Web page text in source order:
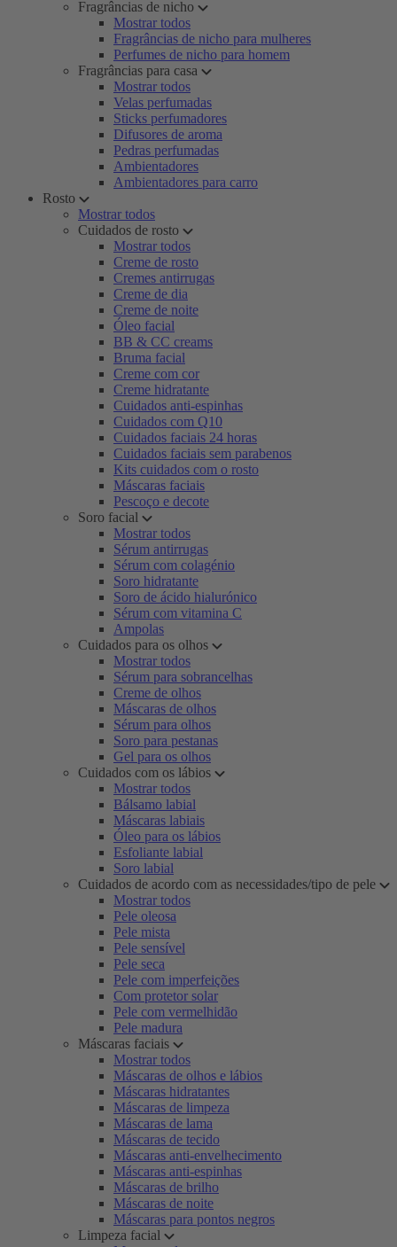
Fragrâncias de nicho
Mostrar todos
Fragrâncias de nicho para mulheres
Perfumes de nicho para homem
Fragrâncias para casa
Mostrar todos
Velas perfumadas
Sticks perfumadores
Difusores de aroma
Pedras perfumadas
Ambientadores
Ambientadores para carro
Rosto
Mostrar todos
Cuidados de rosto
Mostrar todos
Creme de rosto
Cremes antirrugas
Creme de dia
Creme de noite
Óleo facial
BB & CC creams
Bruma facial
Creme com cor
Creme hidratante
Cuidados anti-espinhas
Cuidados com Q10
Cuidados faciais 24 horas
Cuidados faciais sem parabenos
Kits cuidados com o rosto
Máscaras faciais
Pescoço e decote
Soro facial
Mostrar todos
Sérum antirrugas
Sérum com colagénio
Soro hidratante
Soro de ácido hialurónico
Sérum com vitamina C
Ampolas
Cuidados para os olhos
Mostrar todos
Sérum para sobrancelhas
Creme de olhos
Máscaras de olhos
Sérum para olhos
Soro para pestanas
Gel para os olhos
Cuidados com os lábios
Mostrar todos
Bálsamo labial
Máscaras labiais
Óleo para os lábios
Esfoliante labial
Soro labial
Cuidados de acordo com as necessidades/tipo de pele
Mostrar todos
Pele oleosa
Pele mista
Pele sensível
Pele seca
Pele com imperfeições
Com protetor solar
Pele com vermelhidão
Pele madura
Máscaras faciais
Mostrar todos
Máscaras de olhos e lábios
Máscaras hidratantes
Máscaras de limpeza
Máscaras de lama
Máscaras de tecido
Máscaras anti-envelhecimento
Máscaras anti-espinhas
Máscaras de brilho
Máscaras de noite
Máscaras para pontos negros
Limpeza facial